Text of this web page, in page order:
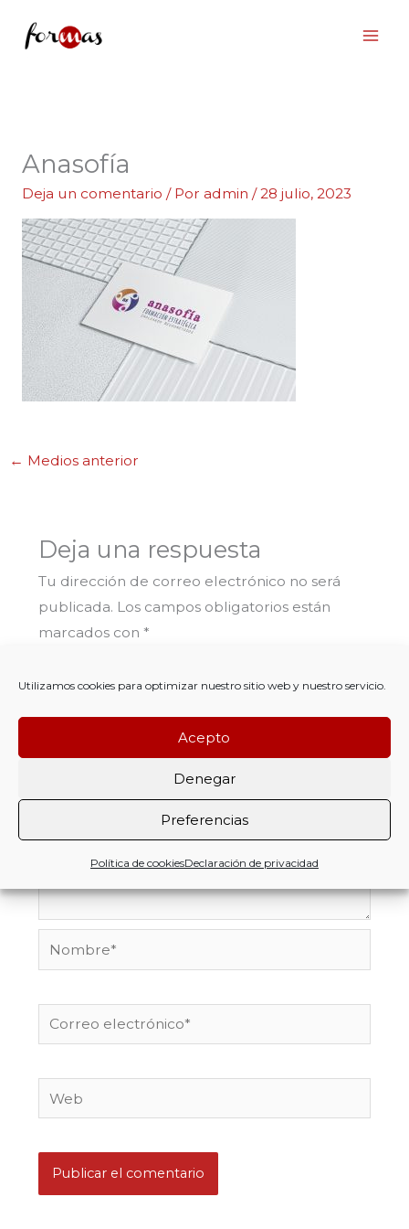
Utilizamos cookies para optimizar nuestro sitio web y nuestro servicio.
Acepto
Denegar
Preferencias
Política de cookiesDeclaración de privacidad
Anasofía
Deja un comentario / Por admin /28 julio, 2023
← Medios anterior
Deja una respuesta
Tu dirección de correo electrónico no será
publicada. Los campos obligatorios están
marcados con *
Comentario
Nombre*
Correo
electrónico*
Web